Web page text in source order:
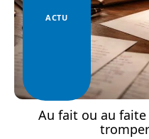
ACTU
Au fait ou au